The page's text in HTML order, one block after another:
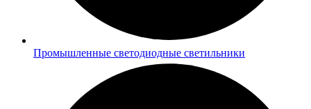
Промышленные светодиодные светильники